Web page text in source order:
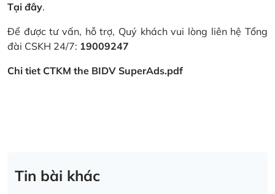
Tại đây.
Để được tư vấn, hỗ trợ, Quý khách vui lòng liên hệ Tổng
đài CSKH 24/7: 19009247
Chi tiet CTKM the BIDV SuperAds.pdf
Tin bài khác